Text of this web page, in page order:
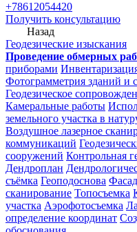
+78612054420
Получить консультацию
Назад
Геодезические изыскания
Проведение обмерных
приборами
Фотограмметрия зданий и
Геодезическое
Камеральные работы
земельного участка в
Воздушное лазерное
коммуникаций
сооружений Контрольная
Дендроплан
съёмка Геоподоснова
сканирование Топосъемка
участка Аэрофотосъемка
определение координат